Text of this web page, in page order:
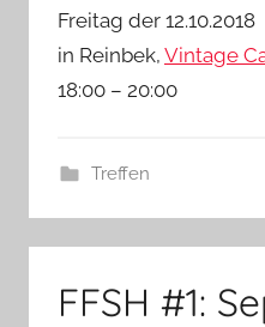
Freitag der 12.10.2018
in Reinbek, Vintage
18:00 – 20:00
Treffen
FFSH #1: